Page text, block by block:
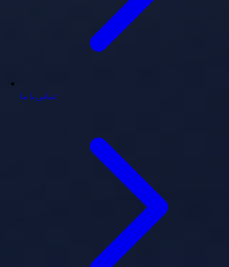
تماس با ما